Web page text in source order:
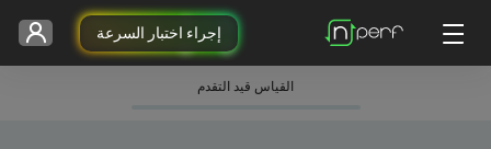
إجراء اختبار السرعة
القياس قيد التقدم